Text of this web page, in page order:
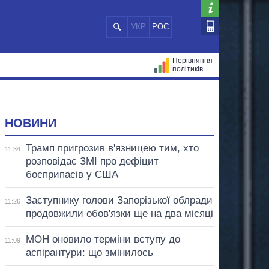
УКР РОС
Порівняння
політиків
НОВИНИ
11:34
Трамп пригрозив в'язницею тим, хто
розповідає ЗМІ про дефіцит
боєприпасів у США
11:26
Заступнику голови Запорізької облради
продовжили обов'язки ще на два місяці
11:09
МОН оновило терміни вступу до
аспірантури: що змінилось